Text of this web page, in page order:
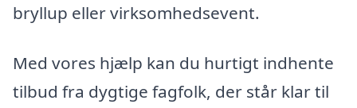
bryllup eller virksomhedsevent.
Med vores hjælp kan du hurtigt indhente
tilbud fra dygtige fagfolk, der står klar til